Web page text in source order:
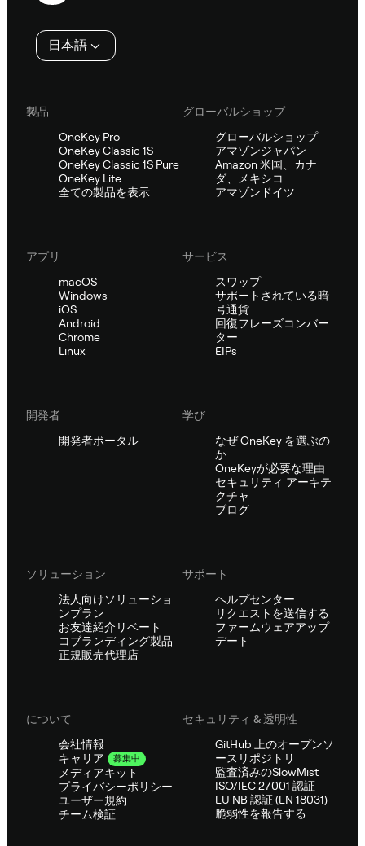
日本語
製品
OneKey Pro
OneKey Classic 1S
OneKey Classic 1S Pure
OneKey Lite
全ての製品を表示
グローバルショップ
グローバルショップ
アマゾンジャパン
Amazon 米国、カナ
ダ、メキシコ
アマゾンドイツ
アプリ
macOS
Windows
iOS
Android
Chrome
Linux
サービス
スワップ
サポートされている暗
号通貨
回復フレーズコンバー
ター
EIPs
開発者
開発者ポータル
学び
なぜ OneKey を選ぶの
か
OneKeyが必要な理由
セキュリティ アーキテ
クチャ
ブログ
ソリューション
法人向けソリューショ
ンプラン
お友達紹介リベート
コブランディング製品
正規販売代理店
サポート
ヘルプセンター
リクエストを送信する
ファームウェアアップ
デート
について
会社情報
キャリア
募集中
メディアキット
プライバシーポリシー
ユーザー規約
チーム検証
セキュリティ & 透明性
GitHub 上のオープンソ
ースリポジトリ
監査済みのSlowMist
ISO/IEC 27001 認証
EU NB 認証 (EN 18031)
脆弱性を報告する